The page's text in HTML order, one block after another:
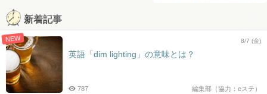
新着記事
NEW 8/7 (金)
英語「dim lighting」の意味とは？
編集部（協力：eステ）
787